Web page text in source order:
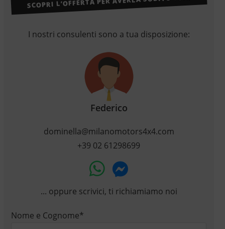
I nostri consulenti sono a tua disposizione:
Federico
dominella@milanomotors4x4.com
+39 02 61298699
... oppure scrivici, ti richiamiamo noi
Nome e Cognome*